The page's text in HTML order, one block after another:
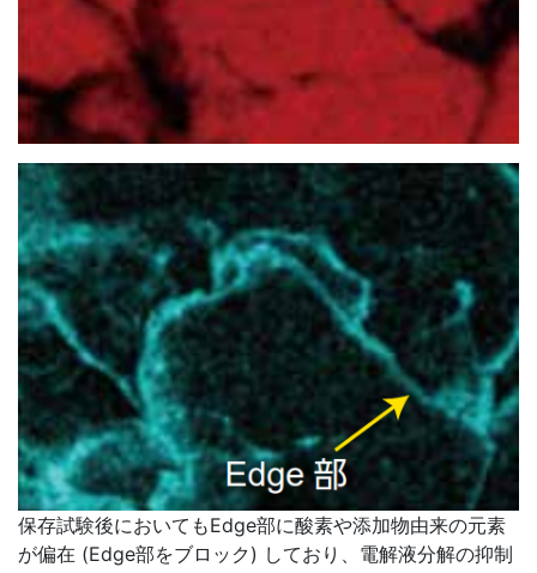
保存試験後においてもEdge部に酸素や添加物由来の元素
が偏在 (Edge部をブロック) しており、電解液分解の抑制